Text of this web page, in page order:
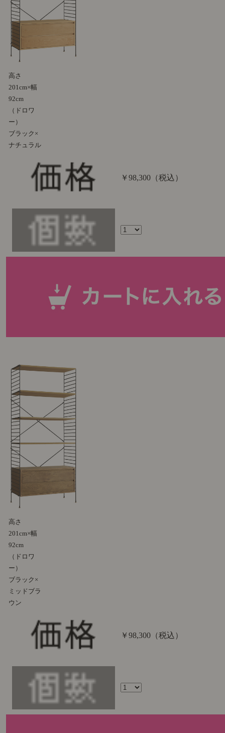
高さ
201cm×幅
92cm
（ドロワ
ー）
ブラック×
ナチュラル
￥98,300 （税込）
高さ
201cm×幅
92cm
（ドロワ
ー）
ブラック×
ミッドブラ
ウン
￥98,300 （税込）